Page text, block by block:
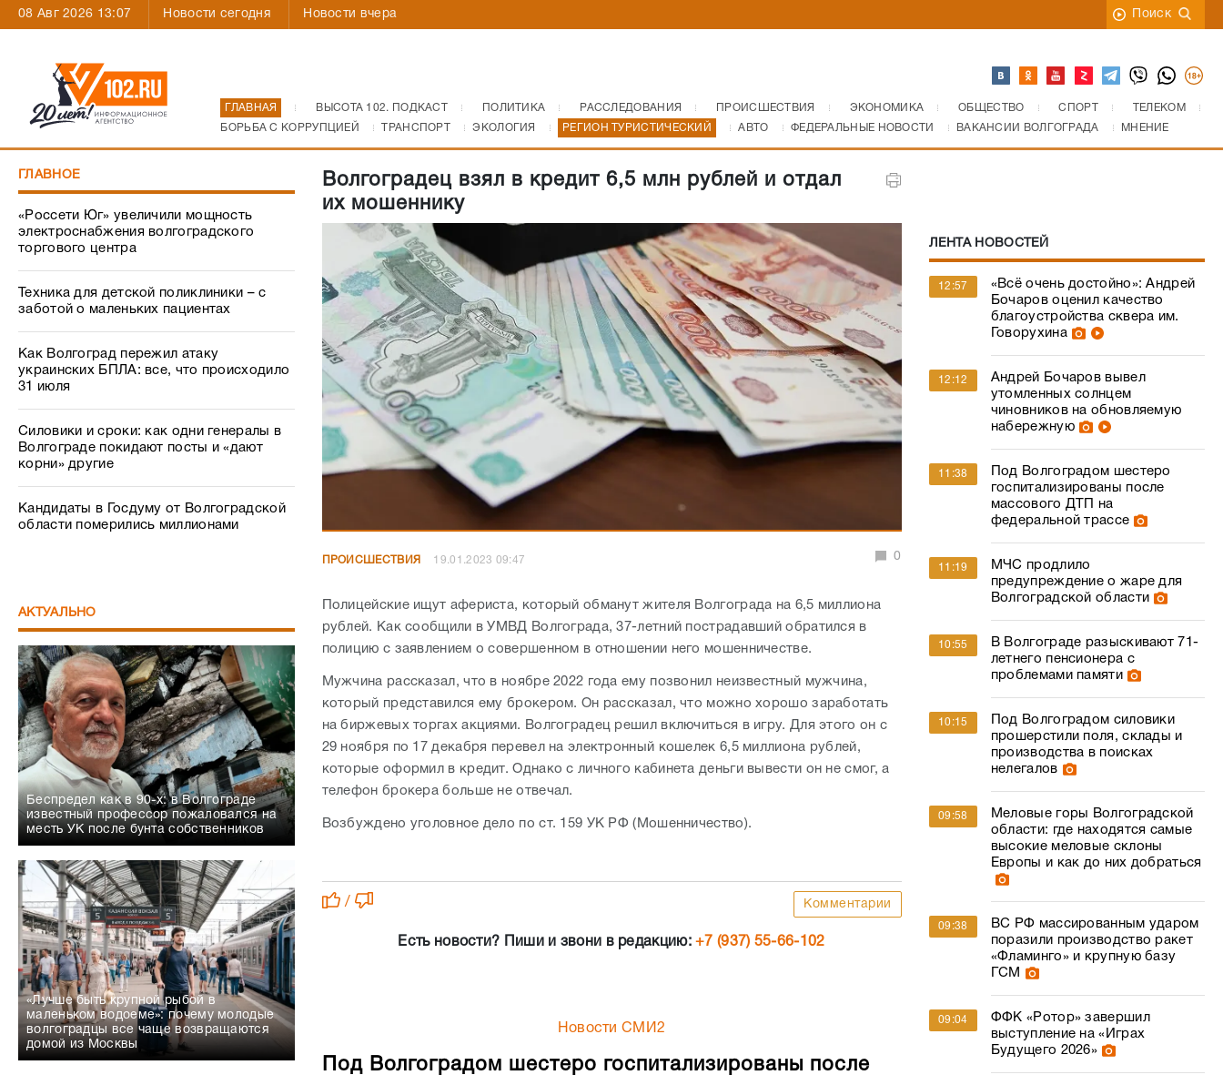
08 Авг 2026 13:07 Новости сегодня Новости вчера Поиск
ГЛАВНАЯ ВЫСОТА 102. ПОДКАСТ ПОЛИТИКА РАССЛЕДОВАНИЯ ПРОИСШЕСТВИЯ ЭКОНОМИКА ОБЩЕСТВО СПОРТ
ТЕЛЕКОМ
БОРЬБА С КОРРУПЦИЕЙ
ТРАНСПОРТ ЭКОЛОГИЯ РЕГИОН ТУРИСТИЧЕСКИЙ АВТО ФЕДЕРАЛЬНЫЕ НОВОСТИ ВАКАНСИИ ВОЛГОГРАДА МНЕНИЕ
ГЛАВНОЕ
«Россети Юг» увеличили мощность
электроснабжения волгоградского
торгового центра
Техника для детской поликлиники – с
заботой о маленьких пациентах
Как Волгоград пережил атаку
украинских БПЛА: все, что происходило
31 июля
Силовики и сроки: как одни генералы в
Волгограде покидают посты и «дают
корни» другие
Кандидаты в Госдуму от Волгоградской
области померились миллионами
АКТУАЛЬНО
Беспредел как в 90-х: в Волгограде
известный профессор пожаловался на
месть УК после бунта собственников
«Лучше быть крупной рыбой в
маленьком водоеме»: почему молодые
волгоградцы все чаще возвращаются
домой из Москвы
Волгоградец взял в кредит 6,5 млн рублей и отдал
их мошеннику
ПРОИСШЕСТВИЯ 19.01.2023 09:47 0
Полицейские ищут афериста, который обманут жителя Волгограда на 6,5 миллиона
рублей. Как сообщили в УМВД Волгограда, 37-летний пострадавший обратился в
полицию с заявлением о совершенном в отношении него мошенничестве.
Мужчина рассказал, что в ноябре 2022 года ему позвонил неизвестный мужчина,
который представился ему брокером. Он рассказал, что можно хорошо заработать
на биржевых торгах акциями. Волгоградец решил включиться в игру. Для этого он с
29 ноября по 17 декабря перевел на электронный кошелек 6,5 миллиона рублей,
которые оформил в кредит. Однако с личного кабинета деньги вывести он не смог, а
телефон брокера больше не отвечал.
Возбуждено уголовное дело по ст. 159 УК РФ (Мошенничество).
/ Комментарии
Есть новости? Пиши и звони в редакцию:+7 (937) 55-66-102
Новости СМИ2
Под Волгоградом шестеро госпитализированы после
ЛЕНТА НОВОСТЕЙ
12:57
«Всё очень достойно»: Андрей
Бочаров оценил качество
благоустройства сквера им.
Говорухина
12:12
Андрей Бочаров вывел
утомленных солнцем
чиновников на обновляемую
набережную
11:38
Под Волгоградом шестеро
госпитализированы после
массового ДТП на
федеральной трассе
11:19
МЧС продлило
предупреждение о жаре для
Волгоградской области
10:55
В Волгограде разыскивают 71-
летнего пенсионера с
проблемами памяти
10:15
Под Волгоградом силовики
прошерстили поля, склады и
производства в поисках
нелегалов
09:58
Меловые горы Волгоградской
области: где находятся самые
высокие меловые склоны
Европы и как до них добраться
09:38
ВС РФ массированным ударом
поразили производство ракет
«Фламинго» и крупную базу
ГСМ
09:04
ФФК «Ротор» завершил
выступление на «Играх
Будущего 2026»